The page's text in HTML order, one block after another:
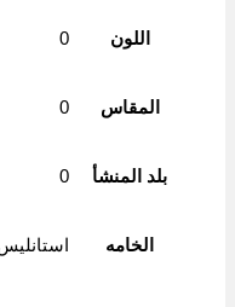
اللون 0
المقاس 0
بلد المنشأ 0
الخامه